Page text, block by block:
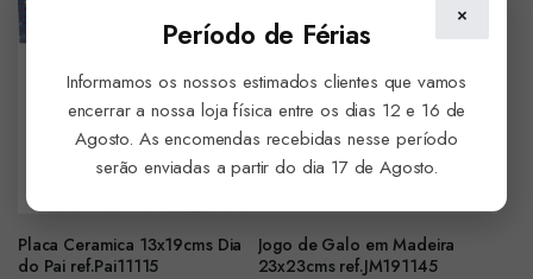
Placa Ceramica 13x19cms Dia
do Pai ref.Pai11115
Jogo de Galo em Madeira
23x23cms ref.JM191145
×
Período de Férias
Informamos os nossos estimados clientes que vamos
encerrar a nossa loja física entre os dias 12 e 16 de
Agosto. As encomendas recebidas nesse período
serão enviadas a partir do dia 17 de Agosto.